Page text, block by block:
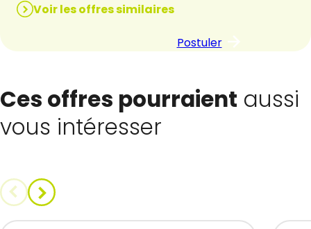
Voir les offres similaires
Postuler
Ces offres pourraient aussi
vous intéresser